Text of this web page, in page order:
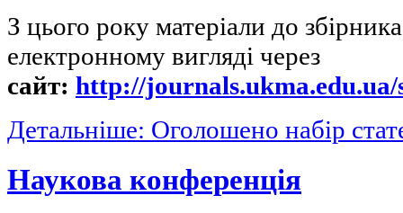
З цього року матеріали до
електронному вигляді через
сайт: http://journals.ukma.edu.ua/
Детальніше: Оголошено набір
Наукова конференція